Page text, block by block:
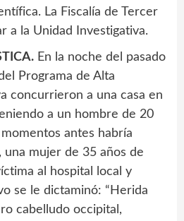
La Fiscalía de Tercer
a la Unidad Investigativa.
En la noche del pasado
Programa de Alta
concurrieron a una casa en
a un hombre de 20
antes habría
una mujer de 35 años de
al hospital local y
se le dictaminó: “Herida
cabelludo occipital,